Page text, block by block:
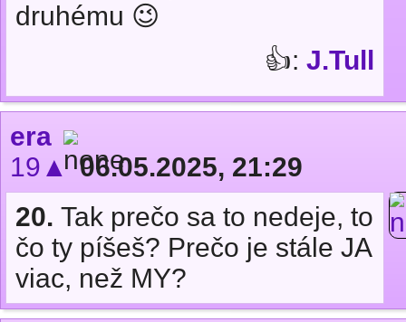
druhému 😉
👍: J.Tull
era
19▲ 06.05.2025, 21:29
20. Tak prečo sa to nedeje, to
čo ty píšeš? Prečo je stále JA
viac, než MY?